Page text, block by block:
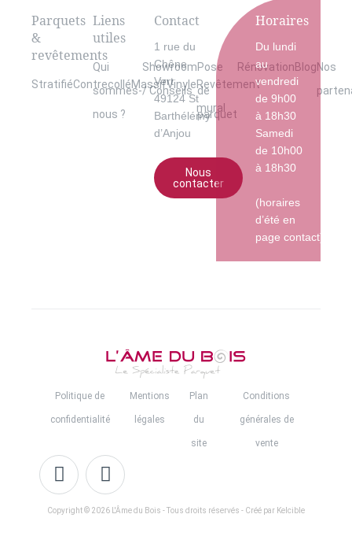
Parquets
&
revêtements
StratifiéContrecolléMassifVinyleRevêtement
mural
Liens
utiles
Qui
sommes-
nous ?
Showroom
/ Conseils
Pose
de
parquet
RénovationBlogNos
Contact
1 rue du
Chêne
Vert
49124 St
Barthélémy
d’Anjou
Nous
contacter
Horaires
Du lundi
au
vendredi
de 9h00
à 18h30
Samedi
de 10h00
à 18h30
(horaires
d’été en
page contact)
Politique de
confidentialité
Mentions
légales
Plan
du
site
Conditions
générales de
vente
Copyright © 2026 L'Âme du Bois - Tous droits réservés - Créé par Kelcible